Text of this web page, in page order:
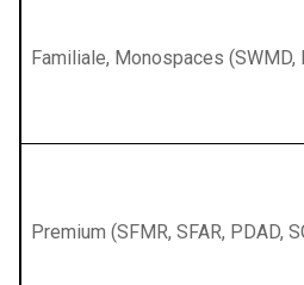
Familiale, Monospaces (SWMD,
Premium (SFMR, SFAR, PDAD,